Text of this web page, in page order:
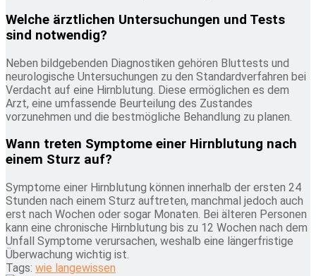
Welche ärztlichen Untersuchungen und Tests
sind notwendig?
Neben bildgebenden Diagnostiken gehören Bluttests und
neurologische Untersuchungen zu den Standardverfahren bei
Verdacht auf eine Hirnblutung. Diese ermöglichen es dem
Arzt, eine umfassende Beurteilung des Zustandes
vorzunehmen und die bestmögliche Behandlung zu planen.
Wann treten Symptome einer Hirnblutung nach
einem Sturz auf?
Symptome einer Hirnblutung können innerhalb der ersten 24
Stunden nach einem Sturz auftreten, manchmal jedoch auch
erst nach Wochen oder sogar Monaten. Bei älteren Personen
kann eine chronische Hirnblutung bis zu 12 Wochen nach dem
Unfall Symptome verursachen, weshalb eine längerfristige
Überwachung wichtig ist.
Tags: wie langewissen